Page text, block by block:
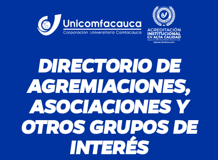
DIRECTORIO DE
AGREMIACIONES,
ASOCIACIONES Y
OTROS GRUPOS DE
INTERÉS